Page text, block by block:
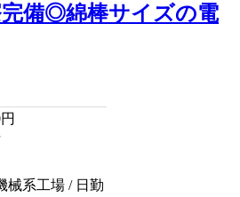
備◎綿棒サイズの電
円
械系工場 / 日勤